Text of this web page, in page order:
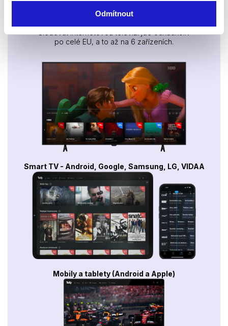
Odmítnout
Sledovat internetovou televizi jde odkudkoliv
po celé EU, a to až na 6 zařízeních.
Smart TV - Android, Google, Samsung, LG, VIDAA
Mobily a tablety (Android a Apple)